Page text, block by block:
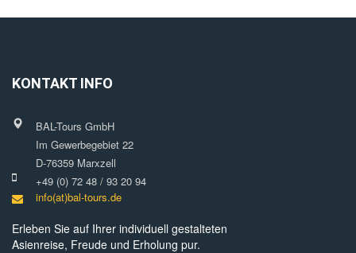
KONTAKT INFO
BAL-Tours GmbH
Im Gewerbegebiet 22
D-76359 Marxzell
+49 (0) 72 48 / 93 20 94
info(at)bal-tours.de
Erleben Sie auf Ihrer individuell gestalteten
Asienreise, Freude und Erholung pur.